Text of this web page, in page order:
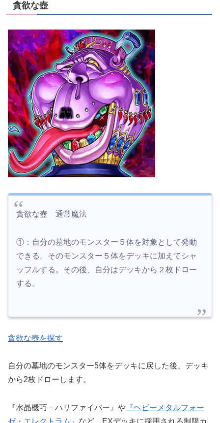
貪欲な壺
貪欲な壺 通常魔法
①：自分の墓地のモンスター５体を対象として発動
できる。そのモンスター５体をデッキに加えてシャ
ッフルする。その後、自分はデッキから２枚ドロー
する。
貪欲な壺を探す
自分の墓地のモンスター5体をデッキに戻した後、デッキ
から2枚ドローします。
『水晶機巧－ハリファイバー』や 『ヘビーメタルフォー